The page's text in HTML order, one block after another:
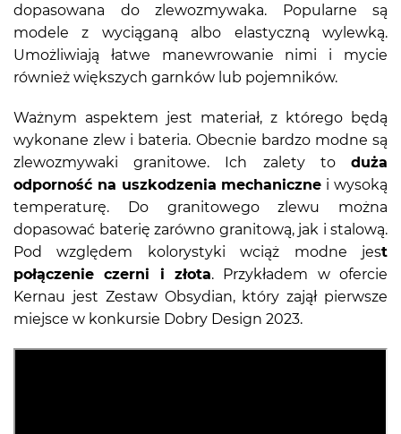
dopasowana do zlewozmywaka. Popularne są
modele z wyciąganą albo elastyczną wylewką.
Umożliwiają łatwe manewrowanie nimi i mycie
również większych garnków lub pojemników.
Ważnym aspektem jest materiał, z którego będą
wykonane zlew i bateria. Obecnie bardzo modne są
zlewozmywaki granitowe. Ich zalety to duża
odporność na uszkodzenia mechaniczne i wysoką
temperaturę. Do granitowego zlewu można
dopasować baterię zarówno granitową, jak i stalową.
Pod względem kolorystyki wciąż modne jest
połączenie czerni i złota. Przykładem w ofercie
Kernau jest Zestaw Obsydian, który zajął pierwsze
miejsce w konkursie Dobry Design 2023.